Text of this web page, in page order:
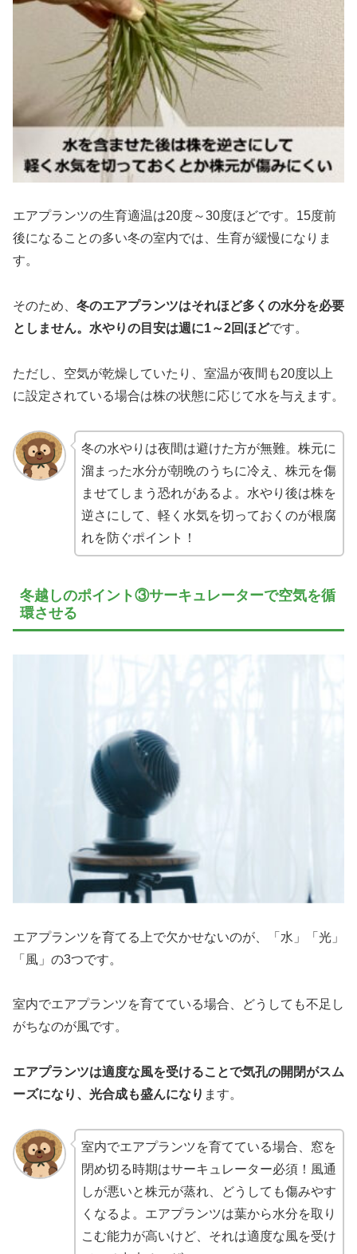
エアプランツの生育適温は20度～30度ほどです。15度前
後になることの多い冬の室内では、生育が緩慢になりま
す。
そのため、 冬のエアプランツはそれほど多くの水分を必要
としません。水やりの目安は週に1～2回ほどです。
ただし、空気が乾燥していたり、室温が夜間も20度以上
に設定されている場合は株の状態に応じて水を与えます。
冬の水やりは夜間は避けた方が無難。株元に
溜まった水分が朝晩のうちに冷え、株元を傷
ませてしまう恐れがあるよ。水やり後は株を
逆さにして、軽く水気を切っておくのが根腐
れを防ぐポイント！
冬越しのポイント③サーキュレーターで空気を循
環させる
エアプランツを育てる上で欠かせないのが、「水」「光」
「風」の3つです。
室内でエアプランツを育てている場合、どうしても不足し
がちなのが風です。
エアプランツは適度な風を受けることで気孔の開閉がスム
ーズになり、光合成も盛んになり ます。
室内でエアプランツを育てている場合、窓を
閉め切る時期はサーキュレーター必須！風通
しが悪いと株元が蒸れ、どうしても傷みやす
くなるよ。エアプランツは葉から水分を取り
こむ能力が高いけど、それは適度な風を受け